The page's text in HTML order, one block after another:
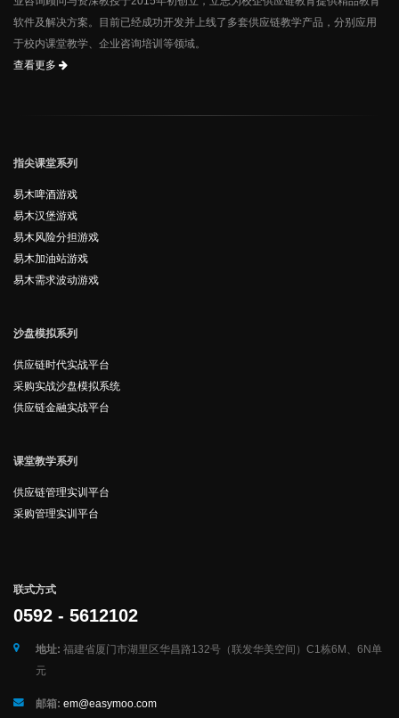
软件及解决方案。目前已经成功开发并上线了多套供应链教学产品，分别应用
于校内课堂教学、企业咨询培训等领域。
查看更多
指尖课堂系列
易木啤酒游戏
易木汉堡游戏
易木风险分担游戏
易木加油站游戏
易木需求波动游戏
沙盘模拟系列
供应链时代实战平台
采购实战沙盘模拟系统
供应链金融实战平台
课堂教学系列
供应链管理实训平台
采购管理实训平台
联式方式
0592 - 5612102
地址: 福建省厦门市湖里区华昌路132号（联发华美空间）C1栋6M、6N单
元
邮箱: em@easymoo.com